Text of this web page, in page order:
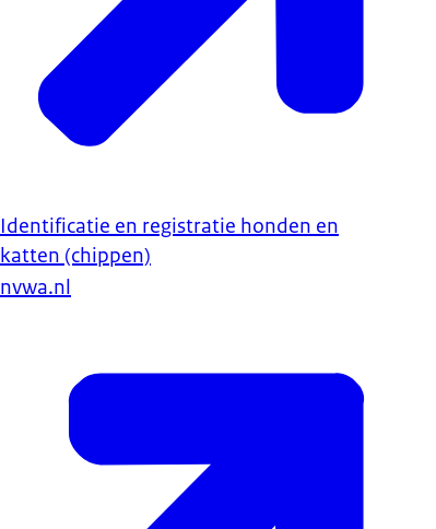
Identificatie en registratie honden en
katten (chippen)
nvwa.nl